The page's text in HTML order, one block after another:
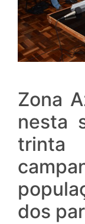
Zona
nesta
dos